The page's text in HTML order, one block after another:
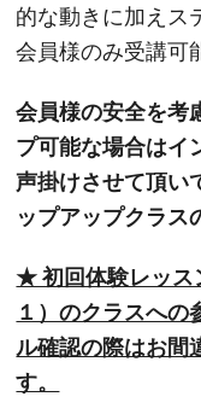
的な動きに加えス
会員様のみ受講可
会員様の安全を考
プ可能な場合はイ
声掛けさせて頂い
ップアップクラス
★ 初回体験レッス
１）のクラスへ
ル確認の際はお間
す。